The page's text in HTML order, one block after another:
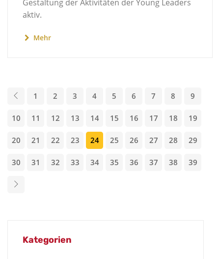
Gestaltung der Aktivitäten der Young Leaders
aktiv.
Mehr
1 2 3 4 5 6 7 8 9
10 11 12 13 14 15 16 17 18 19
20 21 22 23 24 25 26 27 28 29
30 31 32 33 34 35 36 37 38 39
Kategorien